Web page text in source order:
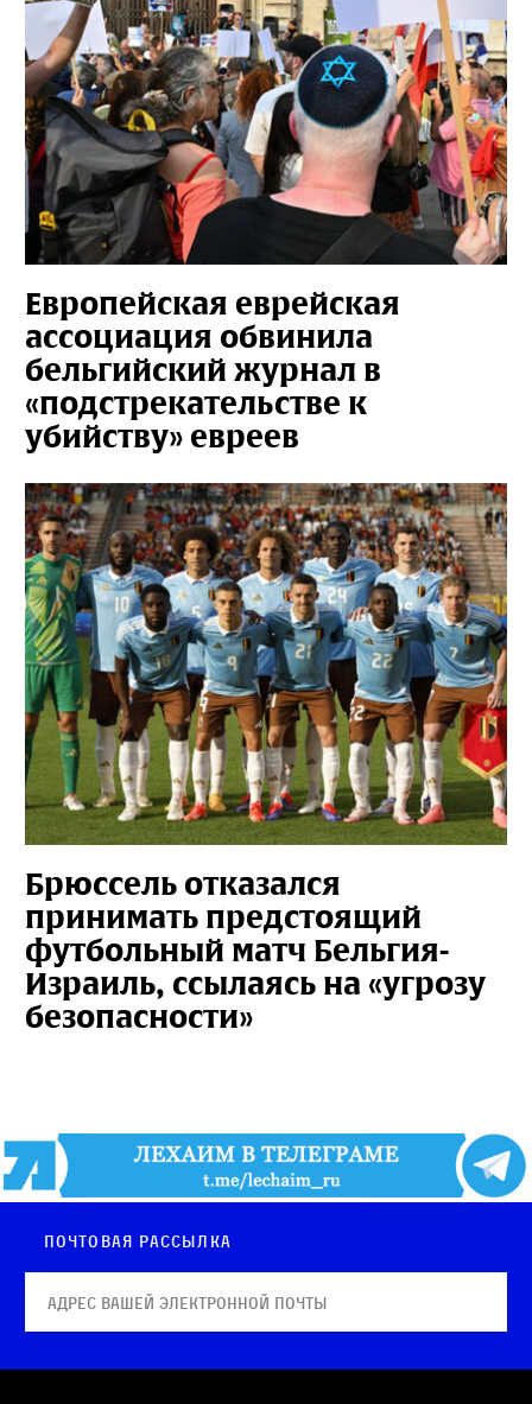
Европейская еврейская
ассоциация обвинила
бельгийский журнал в
«подстрекательстве к
убийству» евреев
Брюссель отказался
принимать предстоящий
футбольный матч Бельгия-
Израиль, ссылаясь на «угрозу
безопасности»
Почтовая рассылка